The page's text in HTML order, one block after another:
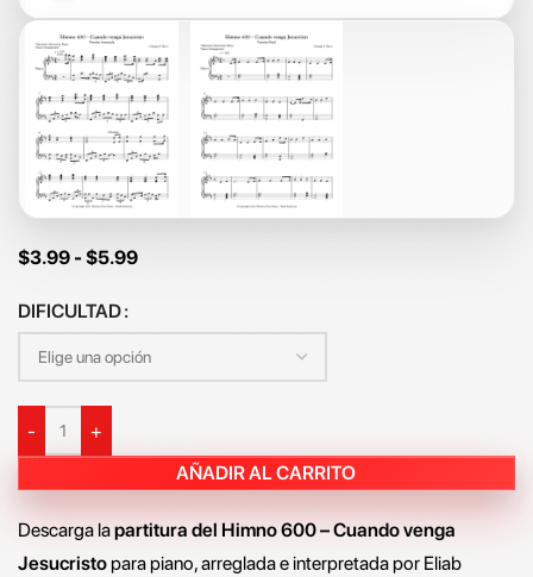
$3.99 -$5.99
DIFICULTAD
-
+
AÑADIR AL CARRITO
Descarga lapartitura del Himno 600 – Cuando venga
Jesucristopara piano, arreglada e interpretada por Eliab